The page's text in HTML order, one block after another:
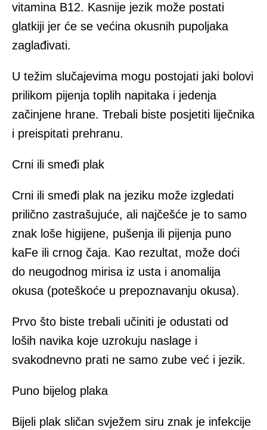
vitamina B12. Kasnije jezik može postati
glatkiji jer će se većina okusnih pupoljaka
zaglađivati.
U težim slučajevima mogu postojati jaki bolovi
prilikom pijenja toplih napitaka i jedenja
začinjene hrane. Trebali biste posjetiti liječnika
i preispitati prehranu.
Crni ili smeđi plak
Crni ili smeđi plak na jeziku može izgledati
prilično zastrašujuće, ali najčešće je to samo
znak loše higijene, pušenja ili pijenja puno
kaFe ili crnog čaja. Kao rezultat, može doći
do neugodnog mirisa iz usta i anomalija
okusa (poteškoće u prepoznavanju okusa).
Prvo što biste trebali učiniti je odustati od
loših navika koje uzrokuju naslage i
svakodnevno prati ne samo zube već i jezik.
Puno bijelog plaka
Bijeli plak sličan svježem siru znak je infekcije